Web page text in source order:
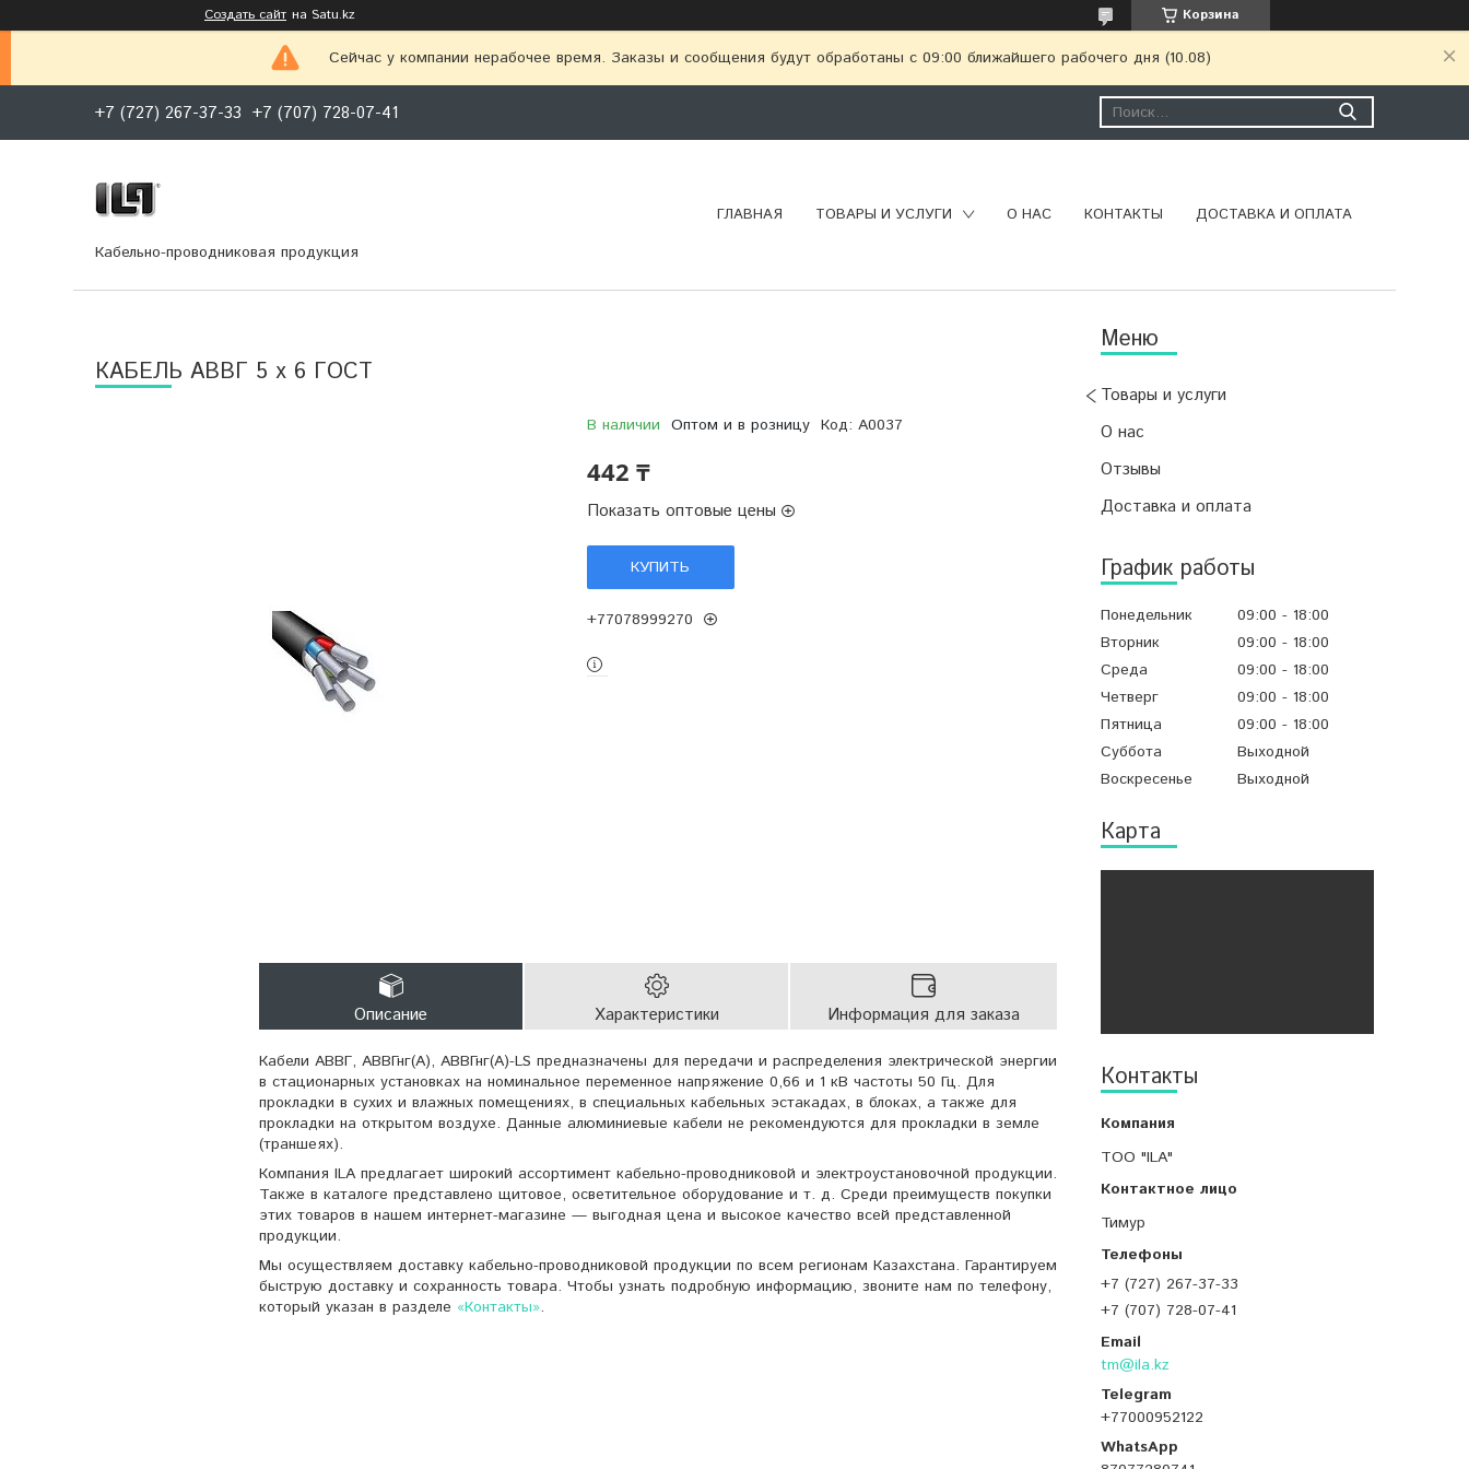
Создать сайт на Satu.kz Корзина
Сейчас у компании нерабочее время. Заказы и сообщения будут обработаны с 09:00 ближайшего рабочего дня (10.08)
+7 (727) 267-37-33 +7 (707) 728-07-41
Кабельно-проводниковая продукция
ГЛАВНАЯ ТОВАРЫ И УСЛУГИ О НАС КОНТАКТЫ ДОСТАВКА И ОПЛАТА
Товары и услуги
О нас
Отзывы
Доставка и оплата
График работы
Понедельник 09:00
18:00
Вторник
09:00
18:00
Среда
09:00
18:00
Четверг
09:00
18:00
Пятница
09:00
18:00
Суббота
Выходной
Воскресенье
Выходной
Карта
Контакты
ТОО "ILA"
Тимур
+7 (727) 267-37-33
+7 (707) 728-07-41
tm@ila.kz
+77000952122
КАБЕЛЬ АВВГ 5 х 6 ГОСТ
В наличии Оптом и в розницу Код: A0037
442 ₸
Показать оптовые цены
КУПИТЬ
+77078999270
Описание Характеристики Информация для заказа
Кабели АВВГ, АВВГнг(А), АВВГнг(А)-LS предназначены для передачи и распределения электрической энергии
в стационарных установках на номинальное переменное напряжение 0,66 и 1 кВ частоты 50 Гц. Для
прокладки в сухих и влажных помещениях, в специальных кабельных эстакадах, в блоках, а также для
прокладки на открытом воздухе. Данные алюминиевые кабели не рекомендуются для прокладки в земле
(траншеях).
Компания ILA предлагает широкий ассортимент кабельно-проводниковой и электроустановочной продукции.
Также в каталоге представлено щитовое, осветительное оборудование и т. д. Среди преимуществ покупки
этих товаров в нашем интернет-магазине — выгодная цена и высокое качество всей представленной
продукции.
Мы осуществляем доставку кабельно-проводниковой продукции по всем регионам Казахстана. Гарантируем
быструю доставку и сохранность товара. Чтобы узнать подробную информацию, звоните нам по телефону,
который указан в разделе «Контакты».